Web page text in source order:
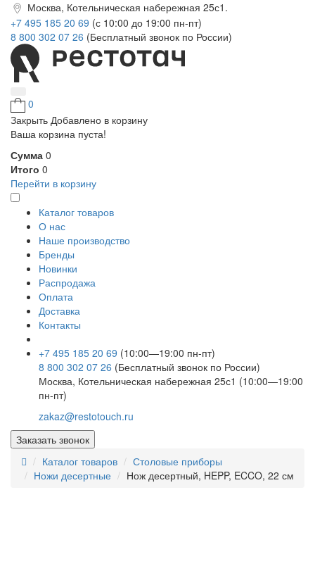
Москва, Котельническая набережная 25с1.
+7 495 185 20 69 (с 10:00 до 19:00 пн-пт)
8 800 302 07 26 (Бесплатный звонок по России)
0
Закрыть Добавлено в корзину
Ваша корзина пуста!
Сумма 0
Итого 0
Перейти в корзину
Каталог товаров
О нас
Наше производство
Бренды
Новинки
Распродажа
Оплата
Доставка
Контакты
+7 495 185 20 69 (10:00—19:00 пн-пт)
8 800 302 07 26 (Бесплатный звонок по России)
Москва, Котельническая набережная 25с1 (10:00—19:00
пн-пт)
zakaz@restotouch.ru
Заказать звонок
Каталог товаров
Столовые приборы
Ножи десертные
Нож десертный, HEPP, ECCO, 22 см